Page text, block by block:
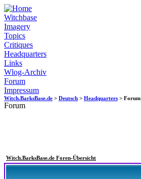
Witchbase
Imagery
Topics
Critiques
Headquarters
Links
Wlog-Archiv
Forum
Impressum
Witch.BarksBase.de > Deutsch > Headquarters > Forum
Forum
Witch.BarksBase.de Foren-Übersicht